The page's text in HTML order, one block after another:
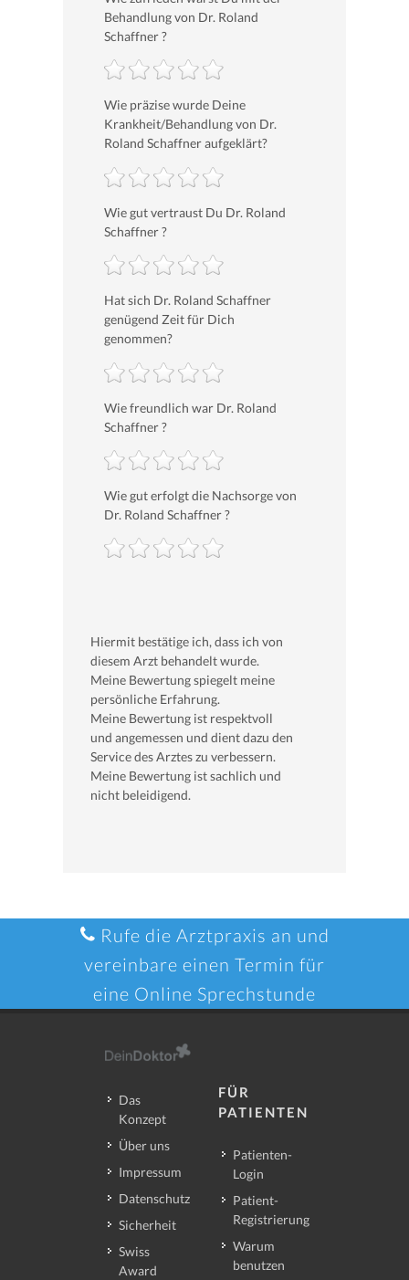
Behandlung von Dr. Roland
Schaffner ?
Wie präzise wurde Deine
Krankheit/Behandlung von Dr.
Roland Schaffner aufgeklärt?
Wie gut vertraust Du Dr. Roland
Schaffner ?
Hat sich Dr. Roland Schaffner
genügend Zeit für Dich
genommen?
Wie freundlich war Dr. Roland
Schaffner ?
Wie gut erfolgt die Nachsorge von
Dr. Roland Schaffner ?
Hiermit bestätige ich, dass ich von
diesem Arzt behandelt wurde.
Meine Bewertung spiegelt meine
persönliche Erfahrung.
Meine Bewertung ist respektvoll
und angemessen und dient dazu den
Service des Arztes zu verbessern.
Meine Bewertung ist sachlich und
nicht beleidigend.
Rufe die Arztpraxis an und
vereinbare einen Termin für
eine Online Sprechstunde
Das
Konzept
Über uns
Impressum
Datenschutz
Sicherheit
Swiss
Award
FÜR
PATIENTEN
Patienten-
Login
Patient-
Registrierung
Warum
benutzen